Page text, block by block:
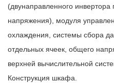
(двунаправленного
напряжения), модуля
охлаждения, системы сбора
отдельных ячеек, общего
верхней вычислительной
Конструкция шкафа.